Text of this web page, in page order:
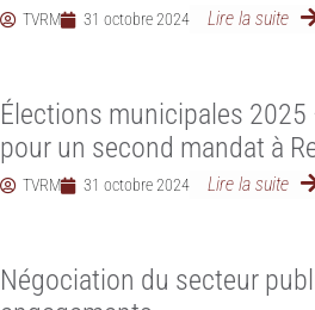
TVRM 31 octobre 2024 Lire la suite
Élections municipales
pour un second mandat à
TVRM 31 octobre 2024 Lire la suite
Négociation du secteur